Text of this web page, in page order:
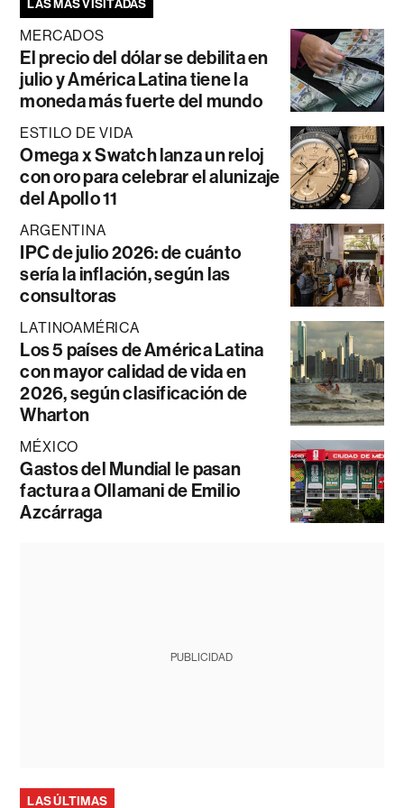
LAS MÁS VISITADAS
MERCADOS
El precio del dólar se debilita en
julio y América Latina tiene la
moneda más fuerte del mundo
ESTILO DE VIDA
Omega x Swatch lanza un reloj
con oro para celebrar el alunizaje
del Apollo 11
ARGENTINA
IPC de julio 2026: de cuánto
sería la inflación, según las
consultoras
LATINOAMÉRICA
Los 5 países de América Latina
con mayor calidad de vida en
2026, según clasificación de
Wharton
MÉXICO
Gastos del Mundial le pasan
factura a Ollamani de Emilio
Azcárraga
PUBLICIDAD
LAS ÚLTIMAS